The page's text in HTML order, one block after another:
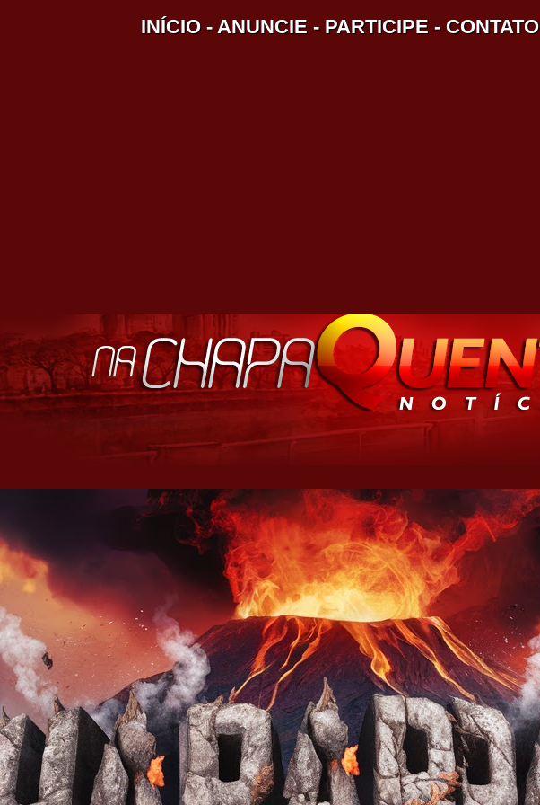
INÍCIO -ANUNCIE - PARTICIPE - CONTATO